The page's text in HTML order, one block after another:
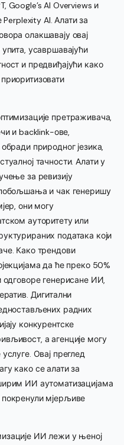
Google’s AI Overviews и
Perplexity AI. Алати за
олакшавају овај
усавршавајући
и предвиђајући како
претраживача,
и backlink-ове,
природног језика,
тачности. Алати у
за ревизију
и чак генеришу
они могу
ауторитету или
података који
Како трендови
да ће преко 50%
одговоре генерисане ИИ,
Дигитални
радних
конкурентске
а агенције могу
Овај преглед
како се алати за
ИИ аутоматизацијама
мјерљиве
ИИ лежи у њеној